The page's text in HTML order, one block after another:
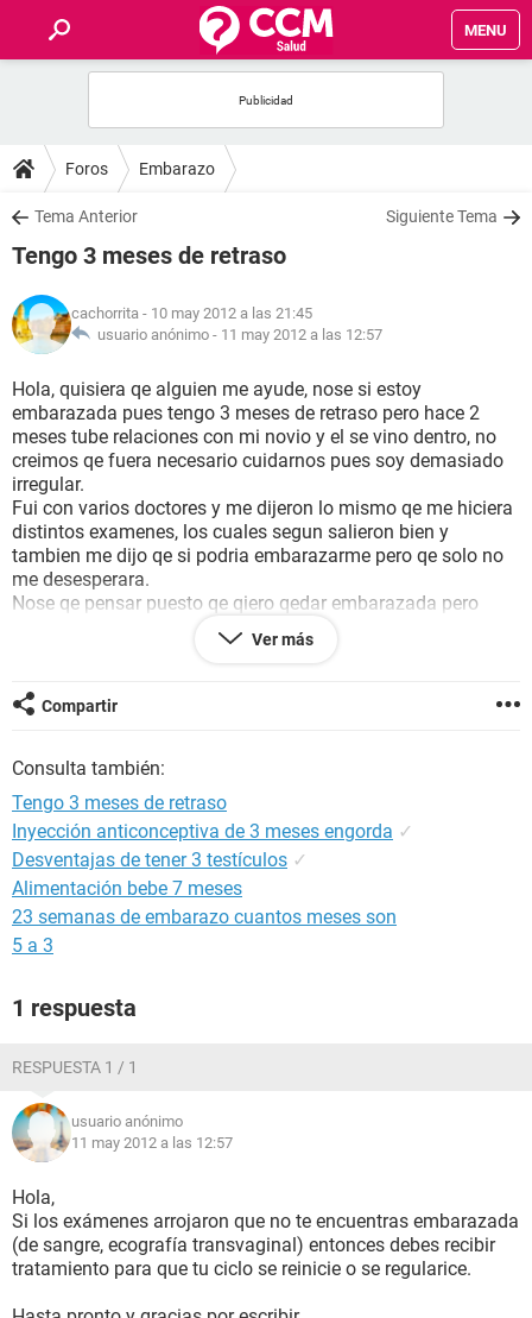
MENU
FOROS
SALUD
FAMILIA
NUTRICIÓN
BIENESTAR
SEXUALIDAD
GLOSARIO
Foros Embarazo
Tema Anterior Siguiente Tema
Tengo 3 meses de retraso
cachorrita - 10 may 2012 a las 21:45
usuario anónimo - 11 may 2012 a las 12:57
Hola, quisiera qe alguien me ayude, nose si estoy
embarazada pues tengo 3 meses de retraso pero hace 2
meses tube relaciones con mi novio y el se vino dentro, no
creimos qe fuera necesario cuidarnos pues soy demasiado
irregular.
Fui con varios doctores y me dijeron lo mismo qe me hiciera
distintos examenes, los cuales segun salieron bien y
tambien me dijo qe si podria embarazarme pero qe solo no
me desesperara.
Nose qe pensar puesto qe qiero qedar embarazada pero
necesito qe un medico de verdad, me diga qe hacer.
Por favor nose si me entiendan.Ver más
Compartir
Consulta también:
Tengo 3 meses de retraso
Inyección anticonceptiva de 3 meses engorda ✓
Desventajas de tener 3 testículos ✓
Alimentación bebe 7 meses
23 semanas de embarazo cuantos meses son
5 a 3
1 respuesta
RESPUESTA 1 / 1
usuario anónimo
11 may 2012 a las 12:57
Hola,
Si los exámenes arrojaron que no te encuentras embarazada
(de sangre, ecografía transvaginal) entonces debes recibir
tratamiento para que tu ciclo se reinicie o se regularice.